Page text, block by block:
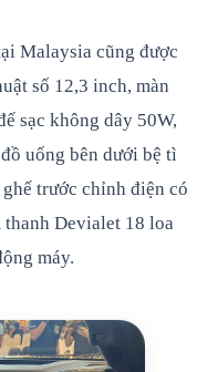
Malaysia cũng được
số 12,3 inch, màn
sạc không dây 50W,
uống bên dưới bệ tì
trước chỉnh điện có
thanh Devialet 18 loa
máy.